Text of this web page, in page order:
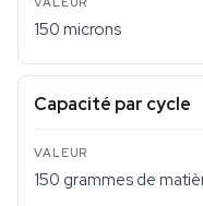
150 microns
Capacité par cycle
150 grammes de